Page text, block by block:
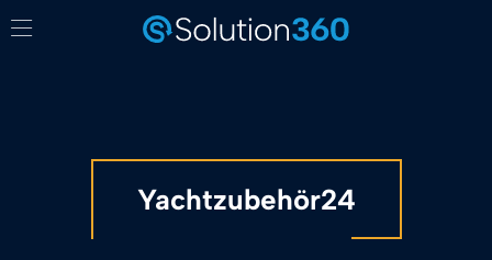
Yachtzubehör24